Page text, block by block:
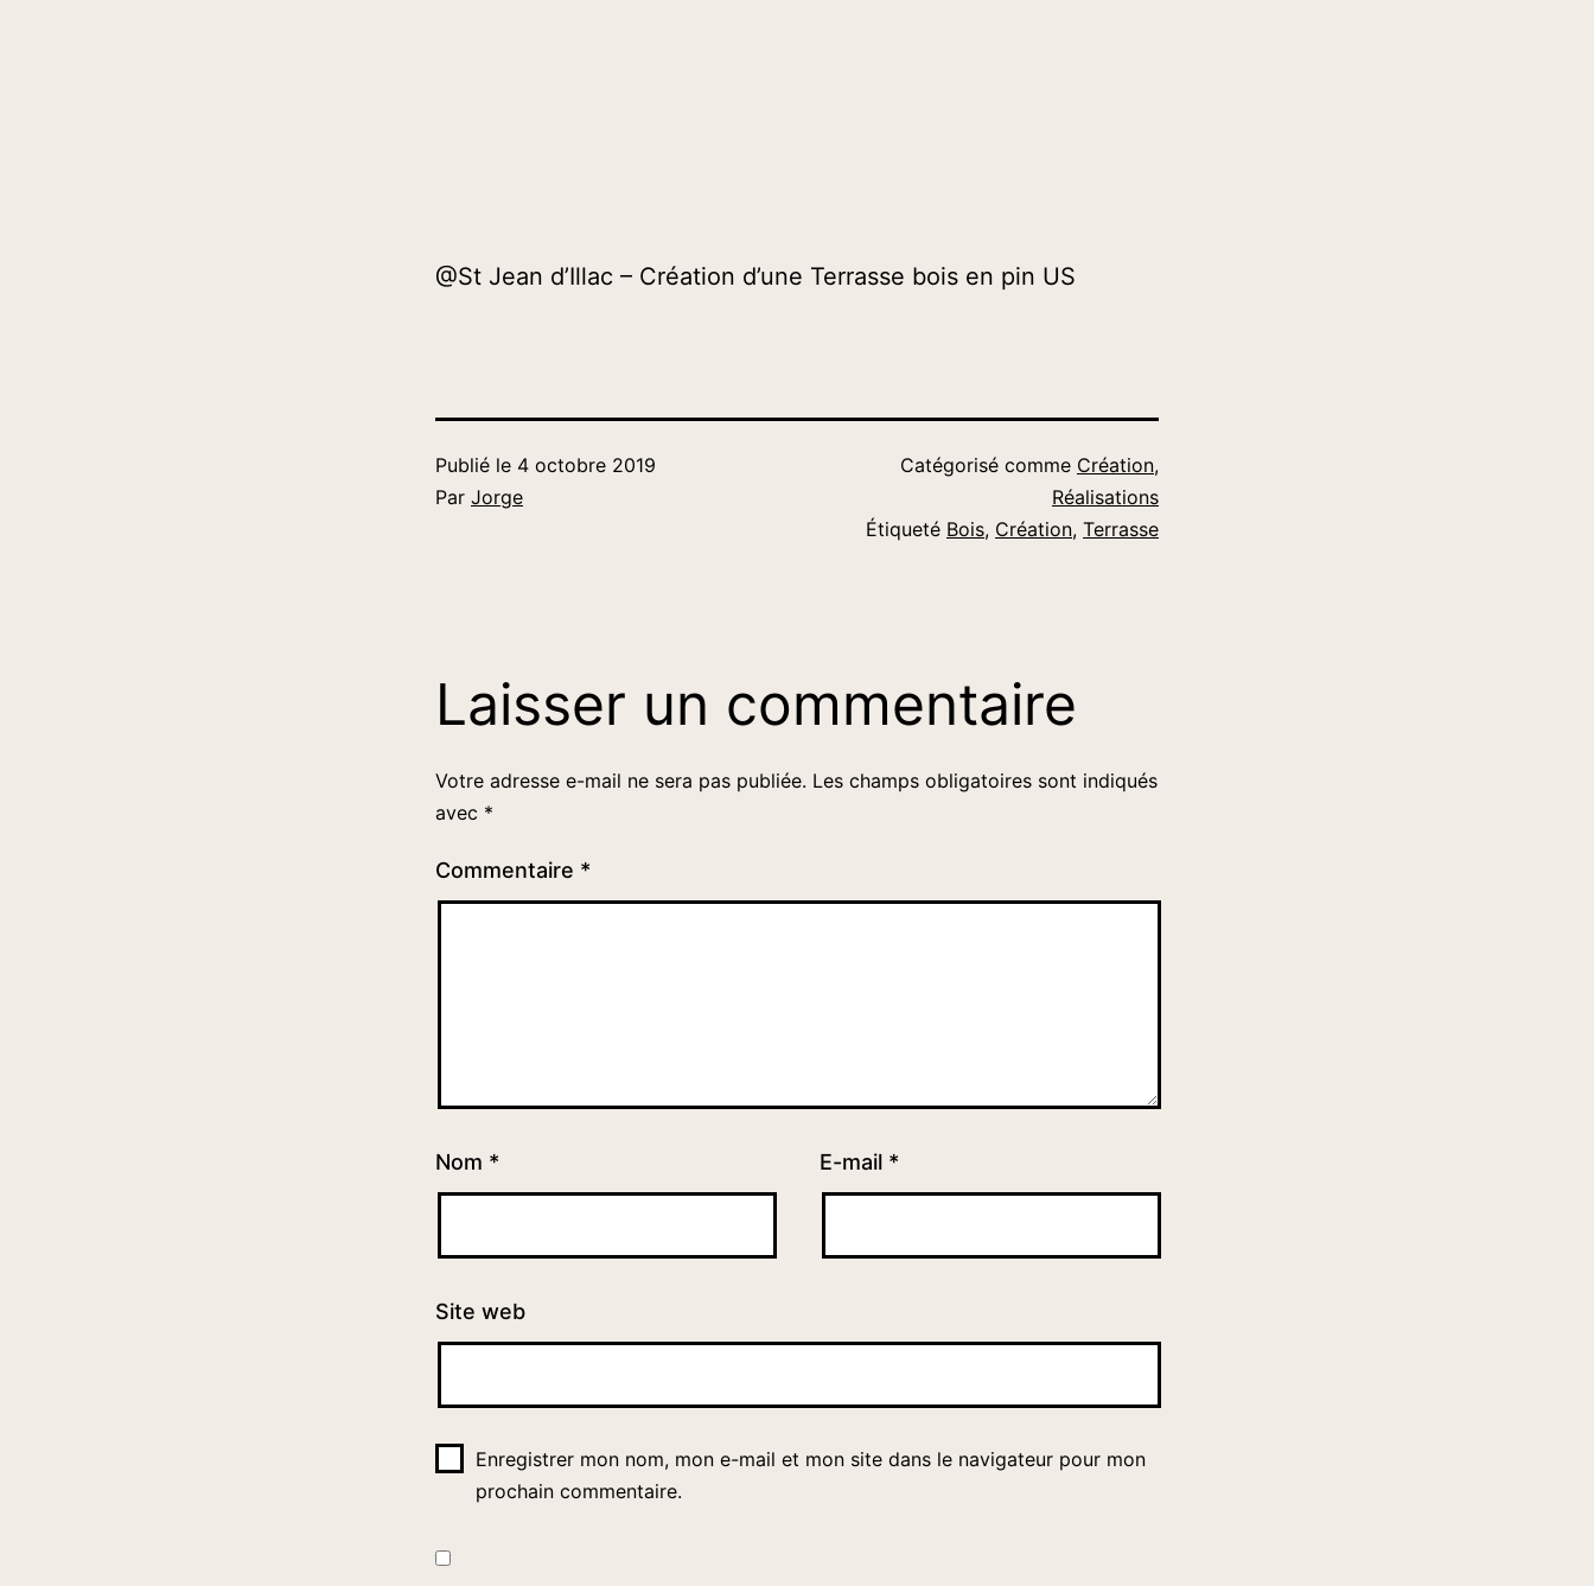
@St Jean d’Illac – Création d’une Terrasse bois en pin US
Publié le 4 octobre 2019
Par Jorge
Catégorisé comme Création,
Réalisations
Étiqueté Bois, Création, Terrasse
Laisser un commentaire
Votre adresse e-mail ne sera pas publiée. Les champs obligatoires sont indiqués
avec *
Commentaire *
Nom * E-mail *
Site web
Enregistrer mon nom, mon e-mail et mon site dans le navigateur pour mon
prochain commentaire.